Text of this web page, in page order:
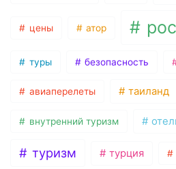
цены атор
туры безопасность
авиаперелеты таиланд
внутренний туризм
туризм турция